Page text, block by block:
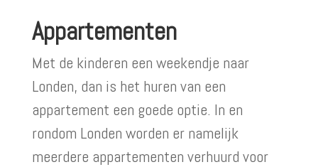
Appartementen
Met de kinderen een weekendje naar
Londen, dan is het huren van een
appartement een goede optie. In en
rondom Londen worden er namelijk
meerdere appartementen verhuurd voor